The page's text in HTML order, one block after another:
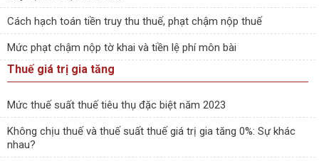
Cách hạch toán tiền truy thu thuế, phạt chậm nộp thuế
Mức phạt chậm nộp tờ khai và tiền lệ phí môn bài
Thuế giá trị gia tăng
Mức thuế suất thuế tiêu thụ đặc biệt năm 2023
Không chịu thuế và thuế suất thuế giá trị gia tăng 0%: Sự khác
nhau?